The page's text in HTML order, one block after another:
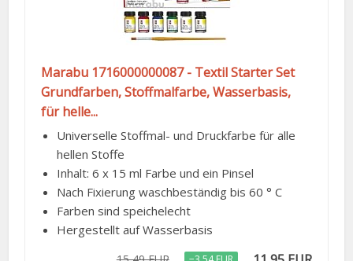
Marabu 1716000000087 - Textil Starter Set
Grundfarben, Stoffmalfarbe, Wasserbasis,
für helle...
Universelle Stoffmal- und Druckfarbe für alle
hellen Stoffe
Inhalt: 6 x 15 ml Farbe und ein Pinsel
Nach Fixierung waschbeständig bis 60 ° C
Farben sind speichelecht
Hergestellt auf Wasserbasis